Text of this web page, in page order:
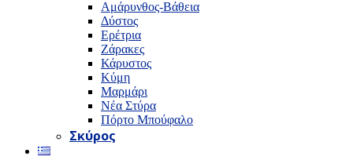
Αμάρυνθος-Βάθεια
Δύστος
Ερέτρια
Ζάρακες
Κάρυστος
Κύμη
Μαρμάρι
Νέα Στύρα
Πόρτο Μπούφαλο
Σκύρος